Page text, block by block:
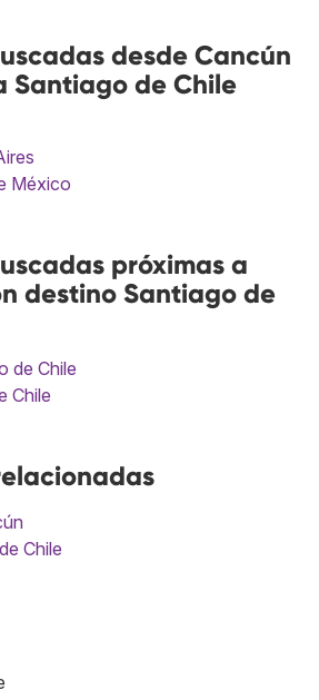
desde Cancún
Santiago de Chile
México
próximas a
destino Santiago de
de Chile
Chile
Chile